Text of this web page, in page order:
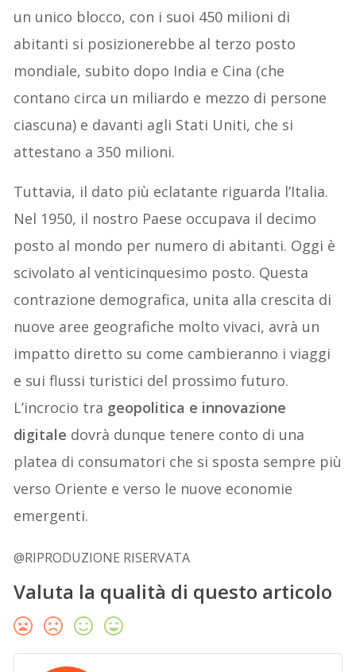
un unico blocco, con i suoi 450 milioni di
abitanti si posizionerebbe al terzo posto
mondiale, subito dopo India e Cina (che
contano circa un miliardo e mezzo di persone
ciascuna) e davanti agli Stati Uniti, che si
attestano a 350 milioni.
Tuttavia, il dato più eclatante riguarda l’Italia.
Nel 1950, il nostro Paese occupava il decimo
posto al mondo per numero di abitanti. Oggi è
scivolato al venticinquesimo posto. Questa
contrazione demografica, unita alla crescita di
nuove aree geografiche molto vivaci, avrà un
impatto diretto su come cambieranno i viaggi
e sui flussi turistici del prossimo futuro.
L’incrocio tra geopolitica e innovazione
digitale dovrà dunque tenere conto di una
platea di consumatori che si sposta sempre più
verso Oriente e verso le nuove economie
emergenti.
@RIPRODUZIONE RISERVATA
Valuta la qualità di questo articolo